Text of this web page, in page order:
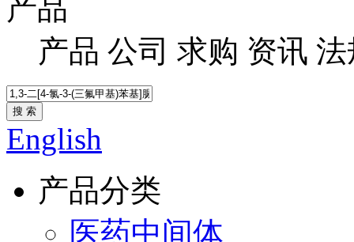
产品
产品 公司 求购 资讯 法
搜 索
English
产品分类
医药中间体